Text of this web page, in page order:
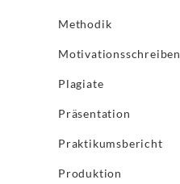
Methodik
Motivationsschreiben
Plagiate
Präsentation
Praktikumsbericht
Produktion